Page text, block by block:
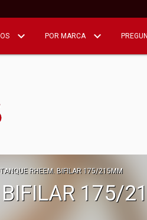
POR MARCA
RHEEM. BIFILAR 175/215MM
BIFILAR 175/